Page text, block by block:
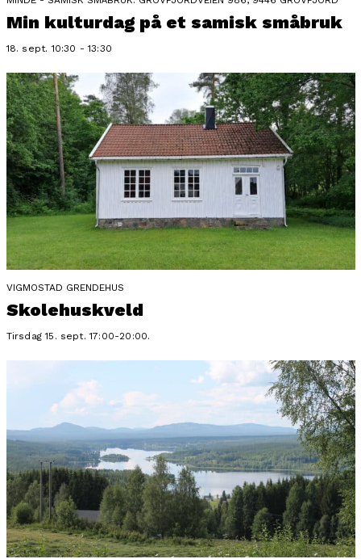
Min kulturdag på et samisk småbruk
18. sept. 10:30 - 13:30
VIGMOSTAD GRENDEHUS
Skolehuskveld
Tirsdag 15. sept. 17:00-20:00.